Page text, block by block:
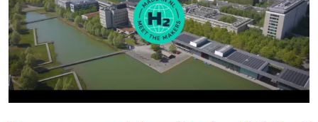
waterstof echt groot te maken, is samenwerking over
grenzen heen nodig. In deze videoserie laten we zien wat
Nederlandse makers bouwen en testen en wat klaar is
voor internationale opschaling.